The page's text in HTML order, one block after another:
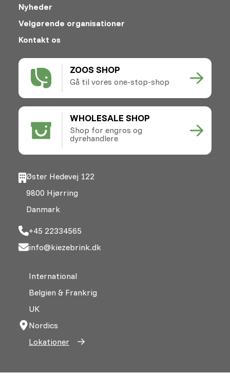
ZOOS SHOP
Gå til vores one-stop-shop
WHOLESALE SHOP
Shop for engros og
dyrehandlere
Nyheder
Velgørende organisationer
Kontakt os
Øster Hedevej 122
9800 Hjørring
Danmark
+45 22334565
info@kiezebrink.dk
International
Belgien & Frankrig
UK
Nordics
Lokationer